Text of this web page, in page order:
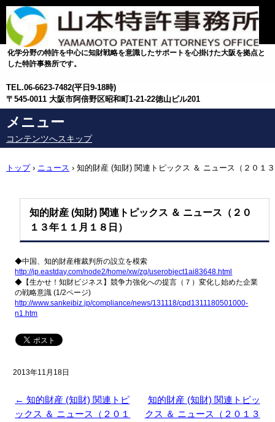
化学分野の特許を中心に知財戦略を意識したサポートを心掛けた大阪を拠点と
した特許事務所です。
TEL.06-6623-7482(平日9-18時)
〒545-0011 大阪市阿倍野区昭和町1-21-22徳山ビル201
メニュー
コンテンツへスキップ
トップ › ニュース › 知的財産 (知財) 関連トピックス ＆ ニュース（２０１３
年１１月１８日）
知的財産 (知財) 関連トピックス ＆ ニュース（２０
１３年１１月１８日）
◆中国、知的財産権裁判所の設立を模索
http://jp.eastday.com/node2/home/xw/zg/userobject1ai83648.html
◆【生かせ！知財ビジネス】競争力強化への提言（７）変化し始めた企業
の戦略意識 (1/2ページ)
http://www.sankeibiz.jp/compliance/news/131118/cpd1311180501000-
n1.htm
2013年11月18日
← 知的財産 (知財) 関連トピ
ックス ＆ ニュース（２０１
知的財産 (知財) 関連トピッ
クス ＆ ニュース（２０１３